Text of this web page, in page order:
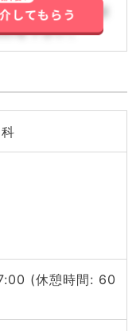
わせ下さい。詳
わせ下さい。
(休憩時間: 60